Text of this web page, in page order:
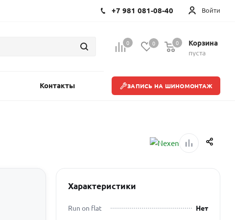
Войти
+7 981 081-08-40
0 0 Корзина
пуста
0
Контакты ЗАПИСЬ НА ШИНОМОНТАЖ
Характеристики
Run on flat
Нет